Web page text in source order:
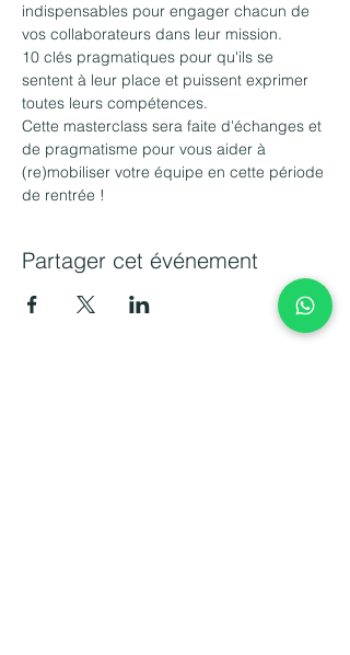
indispensables pour engager chacun de
vos collaborateurs dans leur mission.
10 clés pragmatiques pour qu'ils se
sentent à leur place et puissent exprimer
toutes leurs compétences.
Cette masterclass sera faite d'échanges et
de pragmatisme pour vous aider à
(re)mobiliser votre équipe en cette période
de rentrée !
Partager cet événement